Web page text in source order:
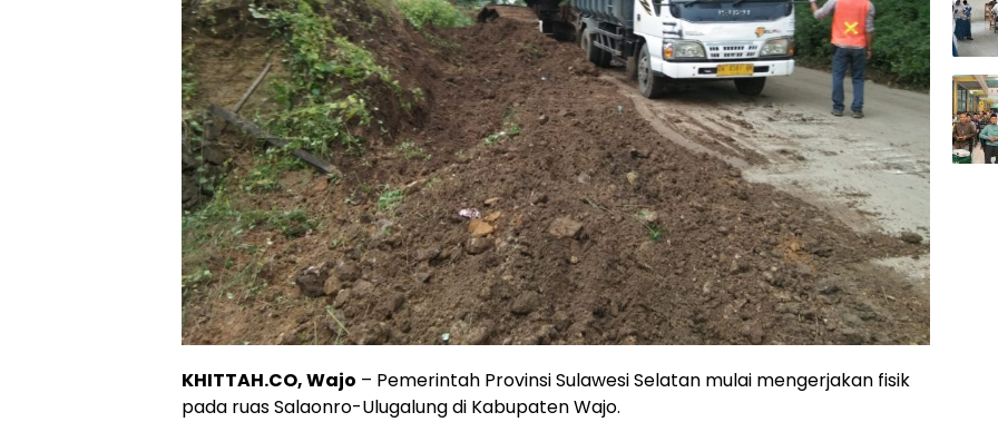
KHITTAH.CO, Wajo – Pemerintah Provinsi Sulawesi Selatan mulai mengerjakan fisik
pada ruas Salaonro-Ulugalung di Kabupaten Wajo.